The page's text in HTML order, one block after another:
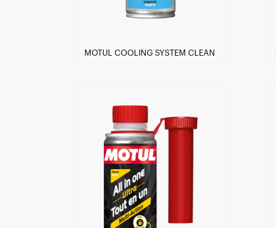
Găsește un partener
MOTUL COOLING SYSTEM CLEAN